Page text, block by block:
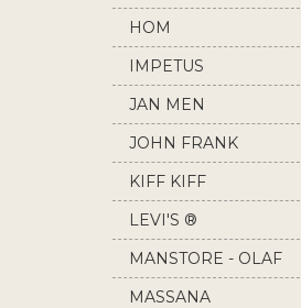
HOM
IMPETUS
JAN MEN
JOHN FRANK
KIFF KIFF
LEVI'S ®
MANSTORE - OLAF
BENZ
MASSANA